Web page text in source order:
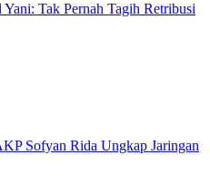
Tak Pernah Tagih Retribusi
Sofyan Rida Ungkap Jaringan